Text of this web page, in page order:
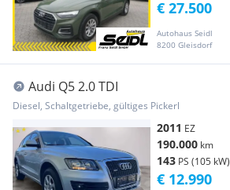
Autohaus Seidl
8200 Gleisdorf
€ 27.500
Audi Q5 2.0 TDI
Diesel, Schaltgetriebe, gültiges Pickerl
2011 EZ
190.000 km
143 PS (105 kW)
€ 12.990